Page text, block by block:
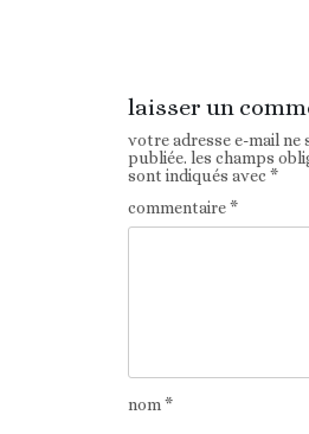
laisser un
votre adresse e-mail ne
publiée. les champs
sont indiqués avec*
commentaire*
nom*